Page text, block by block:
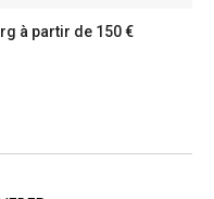
à partir de 150 €